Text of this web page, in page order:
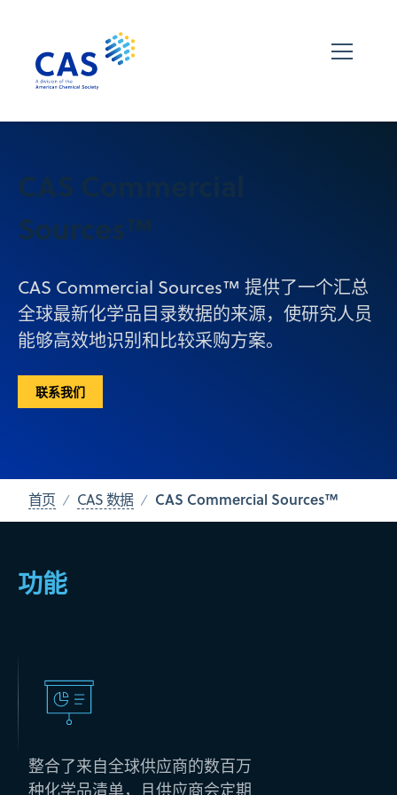
CAS Commercial
Sources™
CAS Commercial Sources™ 提供了一个汇总
全球最新化学品目录数据的来源，使研究人员
能够高效地识别和比较采购方案。
联系我们
首页 CAS 数据 CAS Commercial Sources™
功能
整合了来自全球供应商的数百万
种化学品清单，且供应商会定期